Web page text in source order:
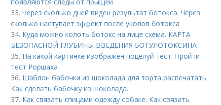
33.Через сколько дней виден результат ботокса. Через
сколько наступает эффект после уколов ботокса
34. Куда можно колоть ботокс на лице схема. КАРТА
БЕЗОПАСНОЙ ГЛУБИНЫ ВВЕДЕНИЯ БОТУЛОТОКСИНА
35. На какой картинке изображен поцелуй тест. Пройти
тест Роршаха
36. Шаблон бабочки из шоколада для торта распечатать.
Как сделать бабочку из шоколада.
37. Как связать спицами одежду собаке. Как связать